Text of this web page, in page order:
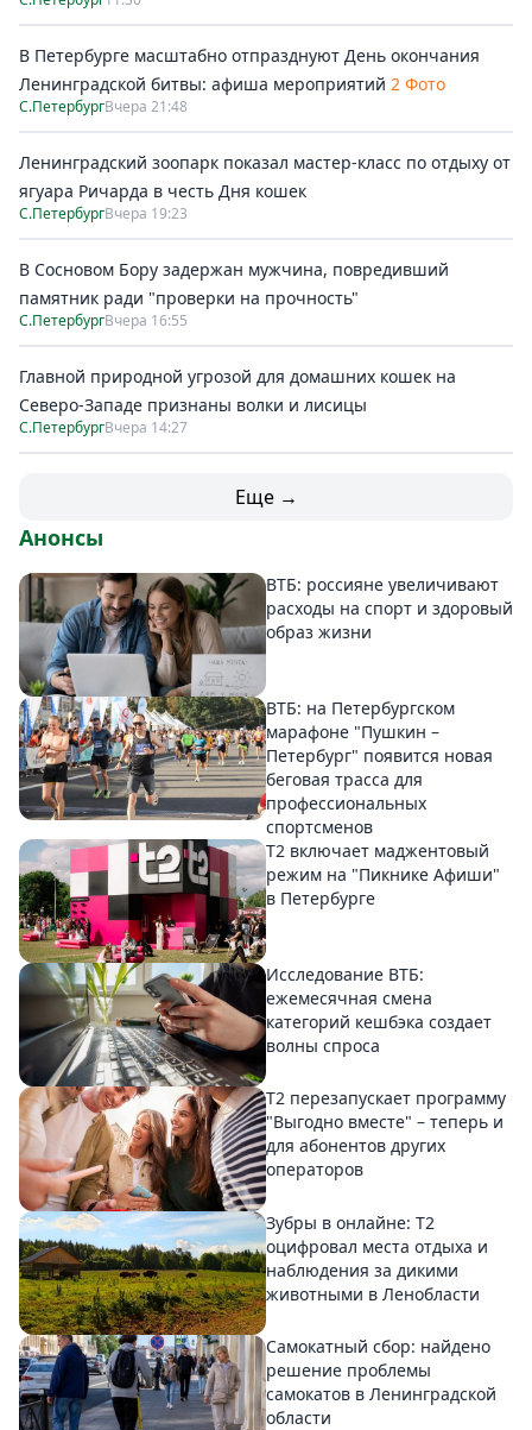
В Петербурге масштабно отпразднуют День окончания
Ленинградской битвы: афиша мероприятий 2 Фото
С.ПетербургВчера 21:48
Ленинградский зоопарк показал мастер-класс по отдыху от
ягуара Ричарда в честь Дня кошек
С.ПетербургВчера 19:23
В Сосновом Бору задержан мужчина, повредивший
памятник ради "проверки на прочность"
С.ПетербургВчера 16:55
Главной природной угрозой для домашних кошек на
Северо-Западе признаны волки и лисицы
С.ПетербургВчера 14:27
Еще →
Анонсы
ВТБ: россияне увеличивают
расходы на спорт и здоровый
образ жизни
ВТБ: на Петербургском
марафоне "Пушкин –
Петербург" появится новая
беговая трасса для
профессиональных
спортсменов
Т2 включает маджентовый
режим на "Пикнике Афиши"
в Петербурге
Исследование ВТБ:
ежемесячная смена
категорий кешбэка создает
волны спроса
Т2 перезапускает программу
"Выгодно вместе" – теперь и
для абонентов других
операторов
Зубры в онлайне: Т2
оцифровал места отдыха и
наблюдения за дикими
животными в Ленобласти
Самокатный сбор: найдено
решение проблемы
самокатов в Ленинградской
области